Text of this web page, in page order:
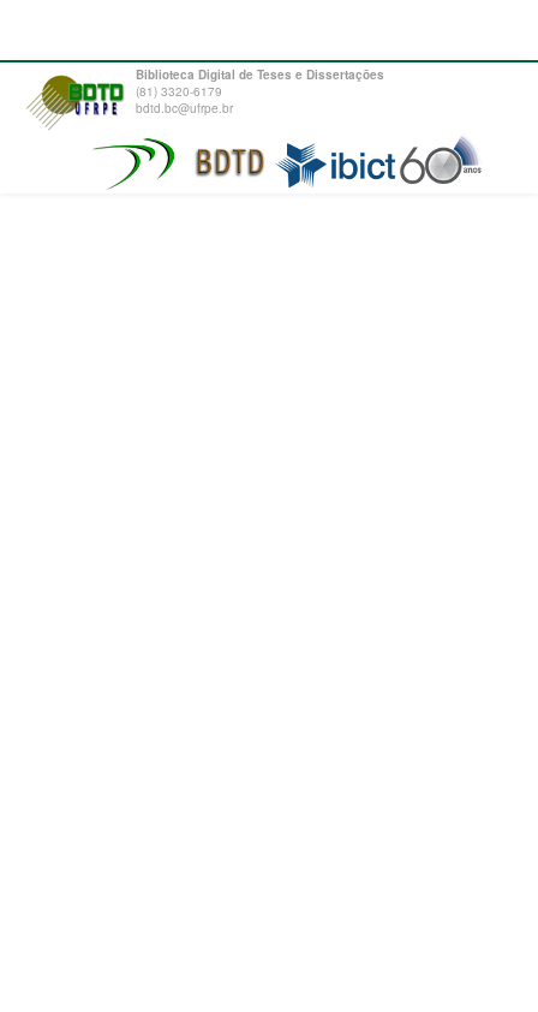
Biblioteca Digital de Teses e Dissertações
(81) 3320-6179
bdtd.bc@ufrpe.br